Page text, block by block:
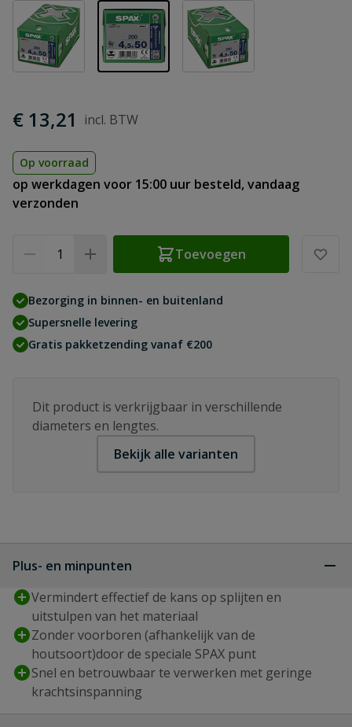
View larger imageView larger imageView larger image
€ 13,21
Op voorraad
op werkdagen voor 15:00 uur besteld, vandaag
verzonden
Toevoegen
Bezorging in binnen- en buitenland
Supersnelle levering
Gratis pakketzending vanaf €200
Dit product is verkrijgbaar in verschillende
diameters en lengtes.
Bekijk alle varianten
Plus- en minpunten
Vermindert effectief de kans op splijten en
uitstulpen van het materiaal
Zonder voorboren (afhankelijk van de
houtsoort)door de speciale SPAX punt
Snel en betrouwbaar te verwerken met geringe
krachtsinspanning